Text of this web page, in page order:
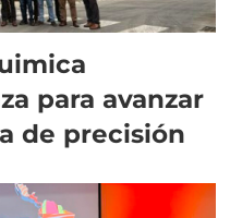
para avanzar
de precisión